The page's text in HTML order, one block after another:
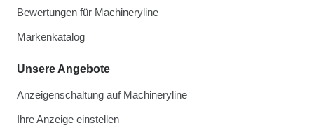
Bewertungen für Machineryline
Markenkatalog
Unsere Angebote
Anzeigenschaltung auf Machineryline
Ihre Anzeige einstellen